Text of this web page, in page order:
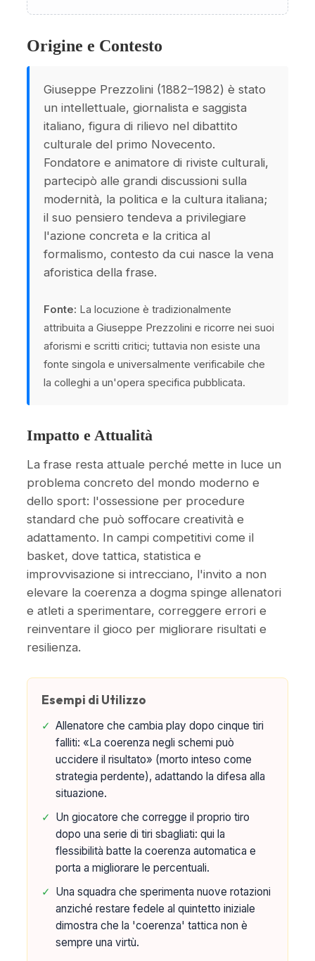
Origine e Contesto
Giuseppe Prezzolini (1882–1982) è stato
un intellettuale, giornalista e saggista
italiano, figura di rilievo nel dibattito
culturale del primo Novecento.
Fondatore e animatore di riviste culturali,
partecipò alle grandi discussioni sulla
modernità, la politica e la cultura italiana;
il suo pensiero tendeva a privilegiare
l'azione concreta e la critica al
formalismo, contesto da cui nasce la vena
aforistica della frase.
Fonte: La locuzione è tradizionalmente
attribuita a Giuseppe Prezzolini e ricorre nei suoi
aforismi e scritti critici; tuttavia non esiste una
fonte singola e universalmente verificabile che
la colleghi a un'opera specifica pubblicata.
Impatto e Attualità
La frase resta attuale perché mette in luce un
problema concreto del mondo moderno e
dello sport: l'ossessione per procedure
standard che può soffocare creatività e
adattamento. In campi competitivi come il
basket, dove tattica, statistica e
improvvisazione si intrecciano, l'invito a non
elevare la coerenza a dogma spinge allenatori
e atleti a sperimentare, correggere errori e
reinventare il gioco per migliorare risultati e
resilienza.
Esempi di Utilizzo
✓ Allenatore che cambia play dopo cinque tiri
falliti: «La coerenza negli schemi può
uccidere il risultato» (morto inteso come
strategia perdente), adattando la difesa alla
situazione.
✓ Un giocatore che corregge il proprio tiro
dopo una serie di tiri sbagliati: qui la
flessibilità batte la coerenza automatica e
porta a migliorare le percentuali.
✓ Una squadra che sperimenta nuove rotazioni
anziché restare fedele al quintetto iniziale
dimostra che la 'coerenza' tattica non è
sempre una virtù.